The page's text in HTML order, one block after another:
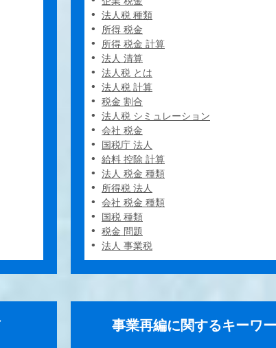
法人税 種類
所得 税金
所得 税金 計算
法人 清算
法人税 とは
法人税 計算
税金 割合
法人税 シミュレーション
会社 税金
国税庁 法人
給料 控除 計算
法人 税金 種類
所得税 法人
会社 税金 種類
国税 種類
税金 問題
法人 事業税
事業再編に関するキーワ